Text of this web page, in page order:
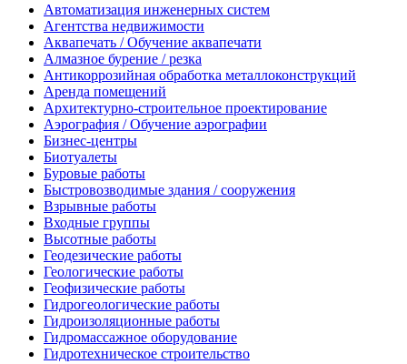
Автоматизация инженерных систем
Агентства недвижимости
Аквапечать / Обучение аквапечати
Алмазное бурение / резка
Антикоррозийная обработка металлоконструкций
Аренда помещений
Архитектурно-строительное проектирование
Аэрография / Обучение аэрографии
Бизнес-центры
Биотуалеты
Буровые работы
Быстровозводимые здания / сооружения
Взрывные работы
Входные группы
Высотные работы
Геодезические работы
Геологические работы
Геофизические работы
Гидрогеологические работы
Гидроизоляционные работы
Гидромассажное оборудование
Гидротехническое строительство